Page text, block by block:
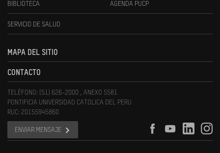
BIBLIOTECA AGENDA PUCP
SERVICIO DE SALUD
MAPA DEL SITIO
CONTACTO
TELÉFONO: (51) 626-2000 , ANEXO 5581
PONTIFICIA UNIVERSIDAD CATOLICA DEL PERU
RUC: 20155945860
ENVIAR MENSAJE